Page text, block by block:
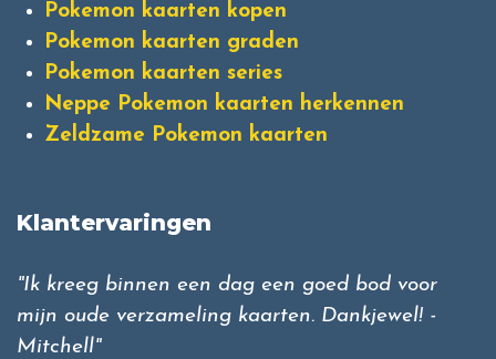
Pokemon kaarten kopen
Pokemon kaarten graden
Pokemon kaarten series
Neppe Pokemon kaarten herkennen
Zeldzame Pokemon kaarten
Klantervaringen
"Ik kreeg binnen een dag een goed bod voor
mijn oude verzameling kaarten. Dankjewel! -
Mitchell"